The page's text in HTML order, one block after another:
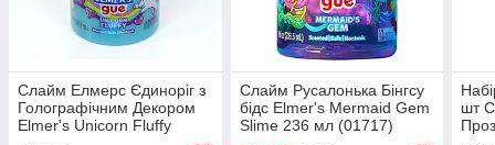
Слайм Елмерс Єдиноріг з
Голографічним Декором
Elmer's Unicorn Fluffy
Слайм Русалонька Бінгсу
бідс Elmer's Mermaid Gem
Slime 236 мл (01717)
шт